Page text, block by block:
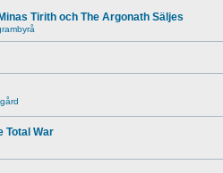
Tirith och The Argonath Säljes
Total War